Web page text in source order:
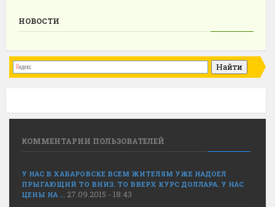
НОВОСТИ
КОММЕНТАРИИ ПОЛЬЗОВАТЕЛЕЙ
У НАС В ХАБАРОВСКЕ ВСЕМ ЖИТЕЛЯМ УЖЕ НАДОЕЛ
ПРЫГАЮЩИЙ ТО ВНИЗ. ТО ВВЕРХ КУРС ДОЛЛАРА. У НАС
ЦЕНЫ НА ... 27.09.2015 - 18:43